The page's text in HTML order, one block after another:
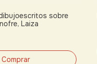
sobre
Laiza